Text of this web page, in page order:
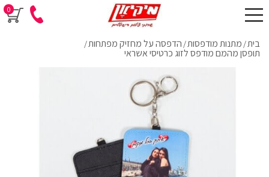
0
בית/ מתנות מודפסות/ הדפסה על מחזיק מפתחות/
תופסן מהמם מודפס לזוג כרטיסי אשראי